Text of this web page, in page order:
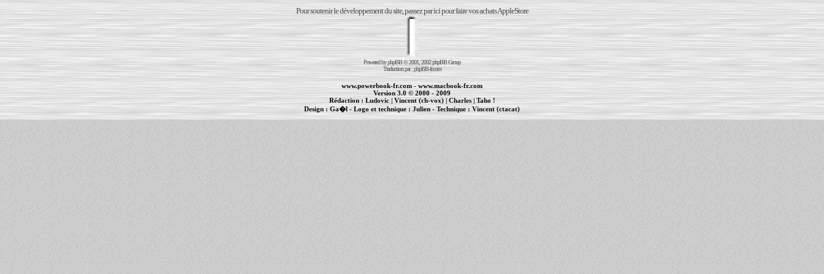
Pour soutenir le développement du site, passez par ici pour faire vos achats AppleStore
Powered byphpBB© 2001, 2002 phpBB Group
Traduction par :phpBB-fr.com
www.powerbook-fr.com - www.macbook-fr.com
Version 3.0 © 2000 - 2009
Rédaction : Ludovic|Vincent (ch-vox)| Charles|Taho !
Design :Ga�l - Logo et technique : Julien - Technique :Vincent (ctacat)
| | cr�ation de sites Internet